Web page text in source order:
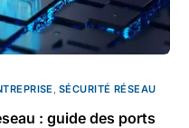
SÉCURITÉ RÉSEAU
: guide des ports